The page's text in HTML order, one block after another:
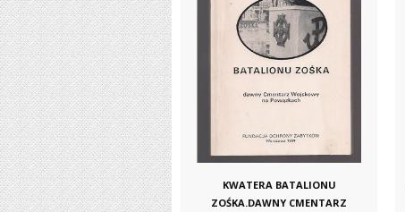
KWATERA BATALIONU
ZOŚKA.DAWNY CMENTARZ